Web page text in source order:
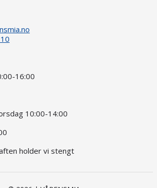
16:00
10:00-14:00
holder vi stengt